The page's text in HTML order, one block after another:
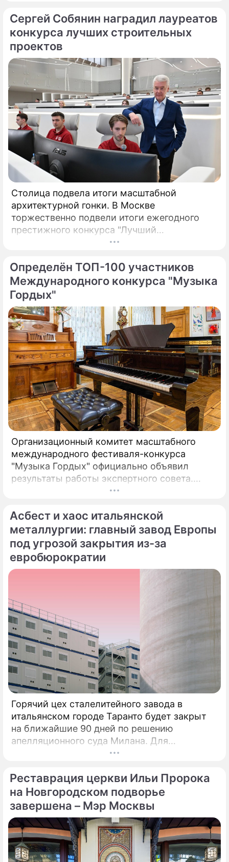
талантов.
Сергей Собянин наградил лауреатов
конкурса лучших строительных
проектов
Столица подвела итоги масштабной
архитектурной гонки. В Москве
торжественно подвели итоги ежегодного
престижного конкурса "Лучший
реализованный проект в области
Определён ТОП-100 участников
Международного конкурса "Музыка
Гордых"
Организационный комитет масштабного
международного фестиваля-конкурса
"Музыка Гордых" официально объявил
результаты работы экспертного совета.
После длительного и тщательного изучения
сформирован шорт-лист из 100 лучших
исполнителей.
Асбест и хаос итальянской
металлургии: главный завод Европы
под угрозой закрытия из-за
евробюрократии
Горячий цех сталелитейного завода в
итальянском городе Таранто будет закрыт
на ближайшие 90 дней по решению
апелляционного суда Милана. Для
возобновления производства необходимо
конструкций и оборудования из цеха,
сообщает портал Eurometal.
Металлургический завод компании Acciaierie
d'Italia (ADI), ранее известной как Ilva
(Ильва), является крупнейшим на
территории Европы.
Реставрация церкви Ильи Пророка
на Новгородском подворье
завершена – Мэр Москвы